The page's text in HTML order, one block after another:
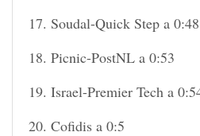
17. Soudal-Quick Step a 0:48
18. Picnic-PostNL a 0:53
19. Israel-Premier Tech a
20. Cofidis a 0:5